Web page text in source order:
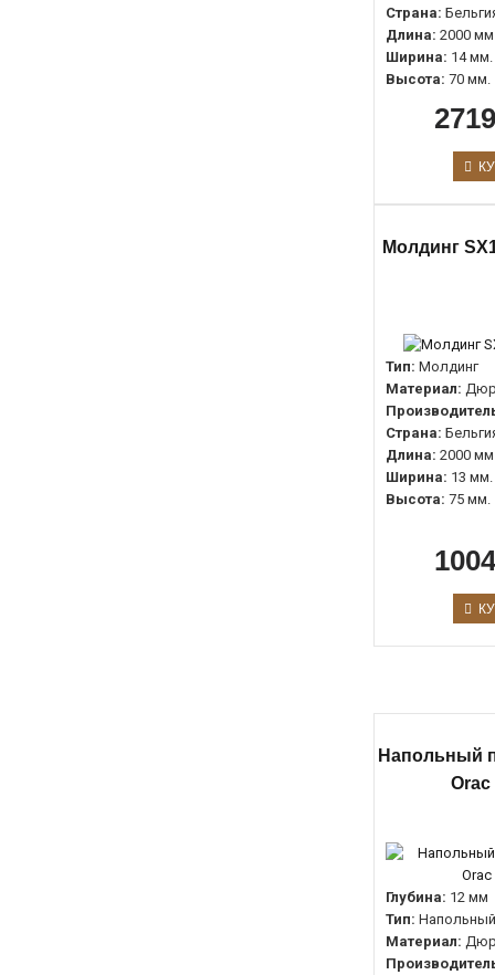
Страна:
Длина: 2000 мм
Ширина: 14 мм.
Высота: 70 мм.
Молдинг
Тип: Молдинг
Материал:
Страна:
Длина: 2000 мм
Ширина: 13 мм.
Высота: 75 мм.
Напольный
Orac
Глубина: 12 мм
Тип:
Материал: